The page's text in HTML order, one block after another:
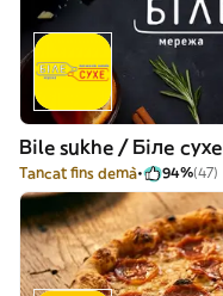
Bile sukhe / Біле сухе
Tancat fins demà 94%(47)